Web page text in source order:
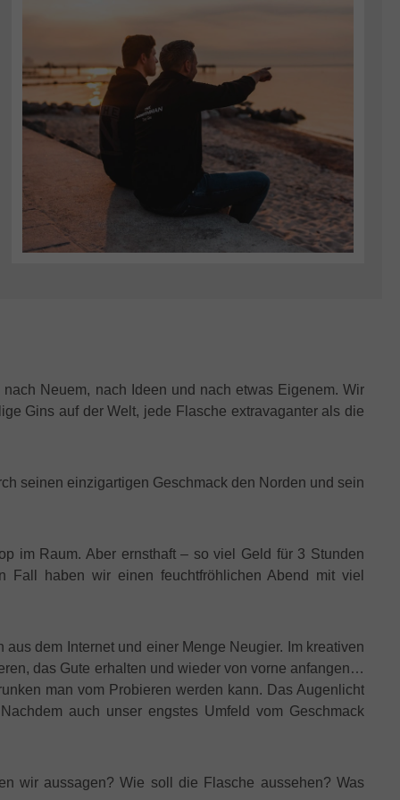
Neuem, nach Ideen und nach etwas Eigenem. Wir
Gins auf der Welt, jede Flasche extravaganter als die
seinen einzigartigen Geschmack den Norden und sein
im Raum. Aber ernsthaft – so viel Geld für 3 Stunden
haben wir einen feuchtfröhlichen Abend mit viel
dem Internet und einer Menge Neugier. Im kreativen
das Gute erhalten und wieder von vorne anfangen…
man vom Probieren werden kann. Das Augenlicht
auch unser engstes Umfeld vom Geschmack
wir aussagen? Wie soll die Flasche aussehen? Was